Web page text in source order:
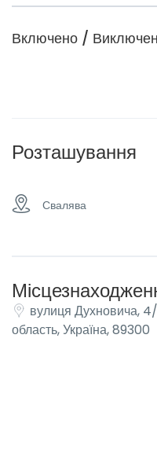
Включено /
Розташування
Свалява
вулиця Духновича,
область, Україна, 89300